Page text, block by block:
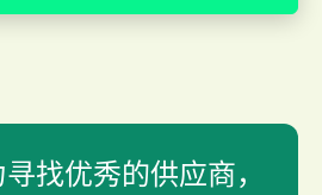
找优秀的供应商，